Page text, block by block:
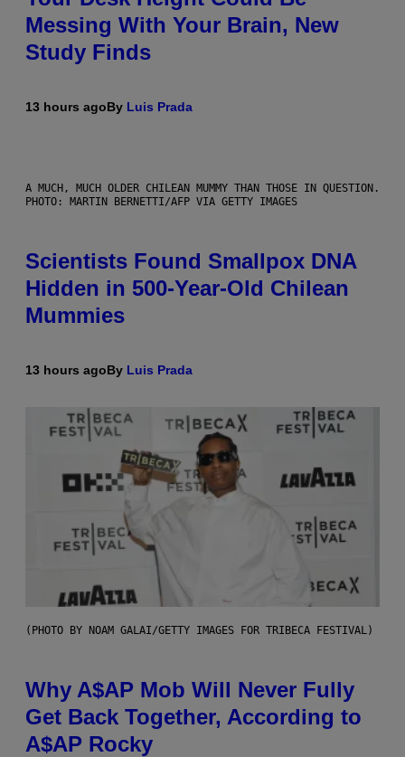
Messing With Your Brain, New
Study Finds
13 hours agoBy Luis Prada
A MUCH, MUCH OLDER CHILEAN MUMMY THAN THOSE IN QUESTION.
PHOTO: MARTIN BERNETTI/AFP VIA GETTY IMAGES
Scientists Found Smallpox DNA
Hidden in 500-Year-Old Chilean
Mummies
13 hours agoBy Luis Prada
(PHOTO BY NOAM GALAI/GETTY IMAGES FOR TRIBECA FESTIVAL)
Why A$AP Mob Will Never Fully
Get Back Together, According to
A$AP Rocky